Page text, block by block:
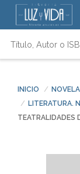
INICIO
LITERATURA.
TEATRALIDADES